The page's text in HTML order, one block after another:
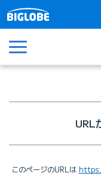
メニュー
URL
このページのURLは